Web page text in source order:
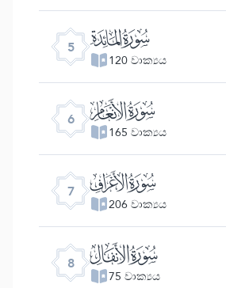
5 ﮑ
120 වාක්‍යය
6 ﮒ
165 වාක්‍යය
7 ﮓ
206 වාක්‍යය
8 ﮔ
75 වාක්‍යය